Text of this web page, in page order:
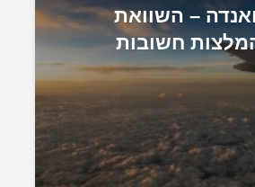
– השוואת
חשובות